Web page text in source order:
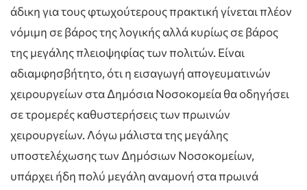
άδικη για τους φτωχούτερους πρακτική γίνεται πλέον
νόμιμη σε βάρος της λογικής αλλά κυρίως σε βάρος
της μεγάλης πλειοψηφίας των πολιτών. Είναι
αδιαμφησβήτητο, ότι η εισαγωγή απογευματινών
χειρουργείων στα Δημόσια Νοσοκομεία θα οδηγήσει
σε τρομερές καθυστερήσεις των πρωινών
χειρουργείων. Λόγω μάλιστα της μεγάλης
υποστελέχωσης των Δημόσιων Νοσοκομείων,
υπάρχει ήδη πολύ μεγάλη αναμονή στα πρωινά